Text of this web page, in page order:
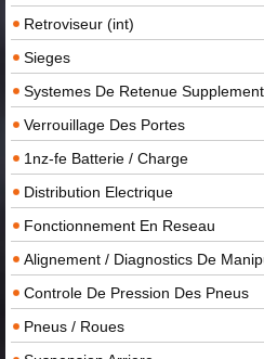
Retroviseur (int)
Sieges
Systemes De Retenue
Verrouillage Des Portes
1nz-fe Batterie / Charge
Distribution Electrique
Fonctionnement En Reseau
Alignement / Diagnostics De
Controle De Pression Des Pneus
Pneus / Roues